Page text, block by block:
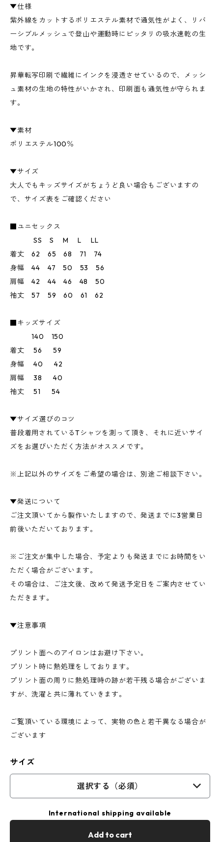
▼仕様
紫外線をカットするポリエステル素材で通気性がよく、リバ
ーシブルメッシュで登山や運動時にピッタリの吸水速乾の生
地です。
昇華転写印刷で繊維にインクを浸透させているので、メッシ
ュ素材の生地の特性がいかされ、印刷面も通気性が守られま
す。
▼素材
ポリエステル100％
▼サイズ
大人でもキッズサイズがちょうど良い場合もございますの
で、サイズ表をご確認ください
■ユニセックス
SS S M L LL
着丈 62 65 68 71 74
身幅 44 47 50 53 56
肩幅 42 44 46 48 50
袖丈 57 59 60 61 62
■キッズサイズ
140 150
着丈 56 59
身幅 40 42
肩幅 38 40
袖丈 51 54
▼サイズ選びのコツ
普段着用されているTシャツを測って頂き、それに近いサイ
ズをお選びいただく方法がオススメです。
※上記以外のサイズをご希望の場合は、別途ご相談下さい。
▼発送について
ご注文頂いてから製作いたしますので、発送までに3営業日
前後いただいております。
※ご注文が集中した場合、予定よりも発送までにお時間をい
ただく場合がございます。
その場合は、ご注文後、改めて発送予定日をご案内させてい
ただきます。
▼注意事項
プリント面へのアイロンはお避け下さい。
プリント時に熱処理をしております。
プリント面の周りに熱処理時の跡が若干残る場合がございま
すが、洗濯と共に薄れていきます。
ご覧頂いている環境によって、実物の色と若干異なる場合が
ございます
サイズ
選択する（必須）
International shipping available
Add to cart